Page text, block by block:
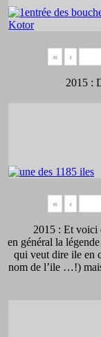
« ‹
2015 :
« ‹
2015 : Et voici
en général la
qui veut dire ile en
nom de l’ile …!)